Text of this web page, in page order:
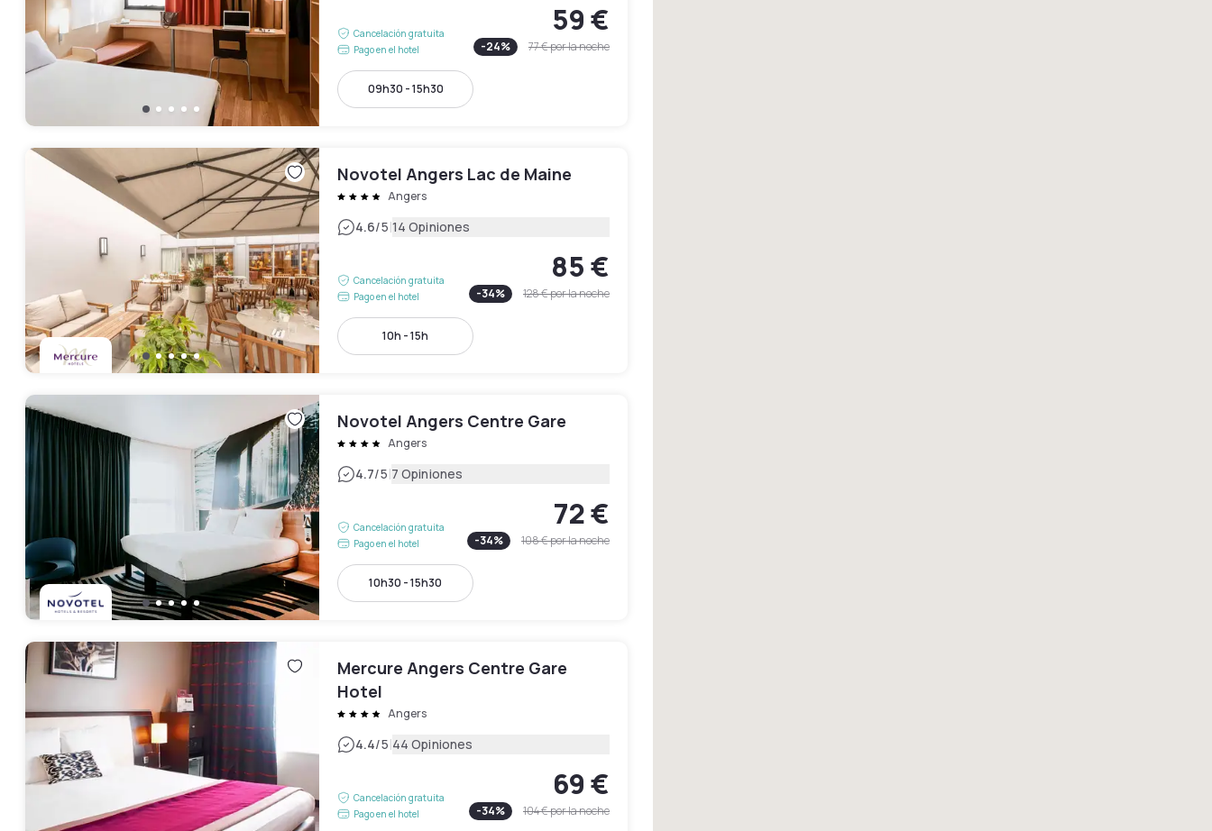
Cancelación gratuita
Pago en el hotel
59 €
-24% 77 €por la noche
09h30 - 15h30
Novotel Angers Lac de Maine
Angers
4.6/5|14 Opiniones
Cancelación gratuita
Pago en el hotel
85 €
-34% 128 €por la noche
10h - 15h
Novotel Angers Centre Gare
Angers
4.7/5|7 Opiniones
Cancelación gratuita
Pago en el hotel
72 €
-34% 108 €por la noche
10h30 - 15h30
Mercure Angers Centre Gare
Hotel
Angers
4.4/5|44 Opiniones
Cancelación gratuita
Pago en el hotel
69 €
-34% 104 €por la noche